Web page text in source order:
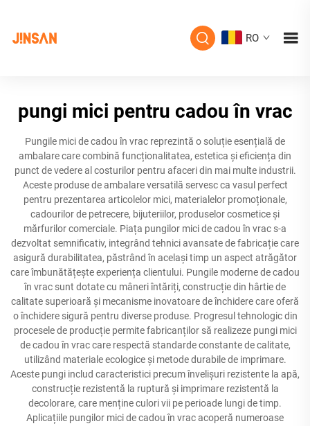
RO
pungi mici pentru cadou în vrac
Pungile mici de cadou în vrac reprezintă o soluție esențială de
ambalare care combină funcționalitatea, estetica și eficiența din
punct de vedere al costurilor pentru afaceri din mai multe industrii.
Aceste produse de ambalare versatilă servesc ca vasul perfect
pentru prezentarea articolelor mici, materialelor promoționale,
cadourilor de petrecere, bijuteriilor, produselor cosmetice și
mărfurilor comerciale. Piața pungilor mici de cadou în vrac s-a
dezvoltat semnificativ, integrând tehnici avansate de fabricație care
asigură durabilitatea, păstrând în același timp un aspect atrăgător
care îmbunătățește experiența clientului. Pungile moderne de cadou
în vrac sunt dotate cu mâneri întăriți, construcție din hârtie de
calitate superioară și mecanisme inovatoare de închidere care oferă
o închidere sigură pentru diverse produse. Progresul tehnologic din
procesele de producție permite fabricanților să realizeze pungi mici
de cadou în vrac care respectă standarde constante de calitate,
utilizând materiale ecologice și metode durabile de imprimare.
Aceste pungi includ caracteristici precum învelișuri rezistente la apă,
construcție rezistentă la ruptură și imprimare rezistentă la
decolorare, care menține culori vii pe perioade lungi de timp.
Aplicațiile pungilor mici de cadou în vrac acoperă numeroase